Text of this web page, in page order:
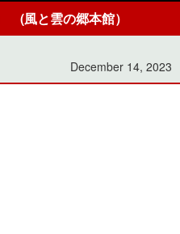
(風と雲の郷本館）
December 14, 2023